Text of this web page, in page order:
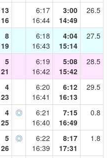
13
16
6:17
16:44
3:00
14:49
26.5
8
19
6:18
16:43
4:04
15:14
27.5
5
21
6:19
16:42
5:08
15:42
28.5
4
23
6:20
16:41
6:12
16:13
29.5
4
25
◎
6:21
16:40
7:15
16:49
0.8
5
26
◎
6:22
16:39
8:17
17:31
1.8